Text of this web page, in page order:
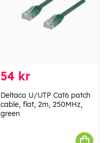
54 kr
Deltaco U/UTP Cat6 patch
cable, flat, 2m, 250MHz,
green